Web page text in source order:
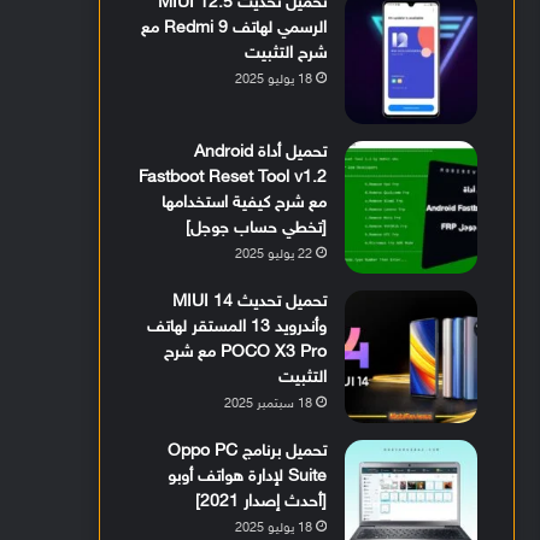
الرسمي لهاتف Redmi 9 مع
شرح التثبيت
18 يوليو 2025
تحميل أداة Android
Fastboot Reset Tool v1.2
مع شرح كيفية استخدامها
[تخطي حساب جوجل]
22 يوليو 2025
تحميل تحديث MIUI 14
وأندرويد 13 المستقر لهاتف
POCO X3 Pro مع شرح
التثبيت
18 سبتمبر 2025
تحميل برنامج Oppo PC
Suite لإدارة هواتف أوبو
[أحدث إصدار 2021]
18 يوليو 2025